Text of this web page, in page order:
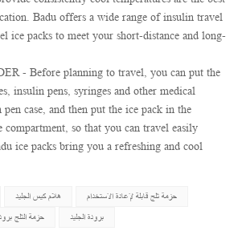
Badu offers a wide range of insulin travel
ice packs to meet your short-distance and long-
- Before planning to travel, you can put the
insulin pens, syringes and other medical
case, and then put the ice pack in the
compartment, so that you can travel easily
ice packs bring you a refreshing and cool
هلام كيس الجليد
حزمة ثلج قابلة لإعادة الاستخدام
حزمة الثلج برودة الجليد